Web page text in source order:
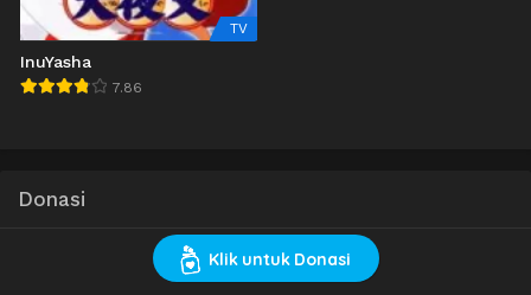
TV
InuYasha
7.86
Donasi
Klik untuk Donasi